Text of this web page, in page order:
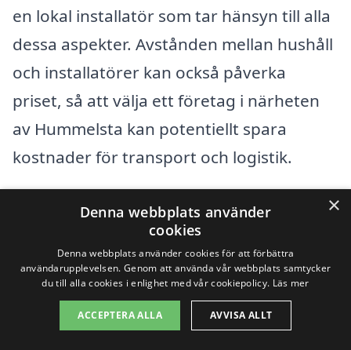
en lokal installatör som tar hänsyn till alla
dessa aspekter. Avstånden mellan hushåll
och installatörer kan också påverka
priset, så att välja ett företag i närheten
av Hummelsta kan potentiellt spara
kostnader för transport och logistik.
Typ av solpanel:Monokristallina,
polykristallina eller tunnfilm.
Installationens komplexitet:Takets
lutning och tillgång.
×
Denna webbplats använder
cookies
Denna webbplats använder cookies för att förbättra
användarupplevelsen. Genom att använda vår webbplats samtycker
du till alla cookies i enlighet med vår cookiepolicy. Läs mer
ACCEPTERA ALLA AVVISA ALLT